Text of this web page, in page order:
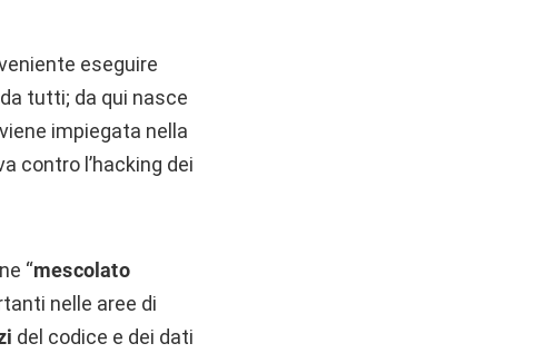
eseguire
tutti; da qui nasce
impiegata nella
contro l’hacking dei
“mescolato
nelle aree di
del codice e dei dati